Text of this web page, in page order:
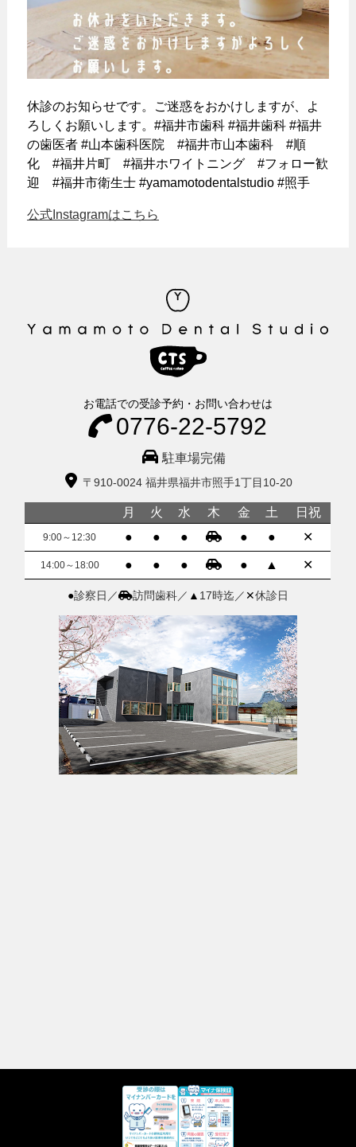
休診のお知らせです。ご迷惑をおかけしますが、よ
ろしくお願いします。#福井市歯科 #福井歯科 #福井
の歯医者 #山本歯科医院 #福井市山本歯科 #順
化 #福井片町 #福井ホワイトニング #フォロー歓
迎 #福井市衛生士 #yamamotodentalstudio #照手
公式Instagramはこちら
お電話での受診予約・お問い合わせは
0776-22-5792
駐車場完備
〒910-0024 福井県福井市照手1丁目10-20
月 火 水 木 金 土 日祝
9:00～12:30 ● ● ● ● ● ✕
14:00～18:00 ● ● ● ● ▲ ✕
●診察日／ 訪問歯科／ ▲ 17時迄／ ✕休診日